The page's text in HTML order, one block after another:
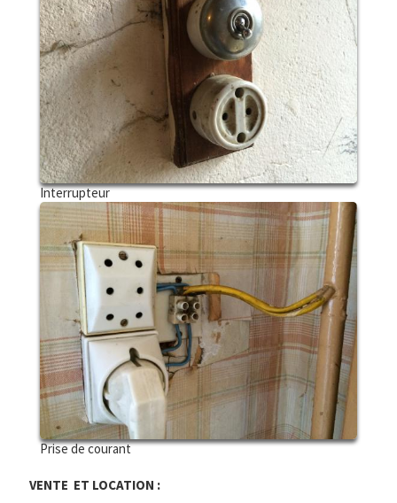
Interrupteur
Prise de courant
VENTE ET LOCATION :